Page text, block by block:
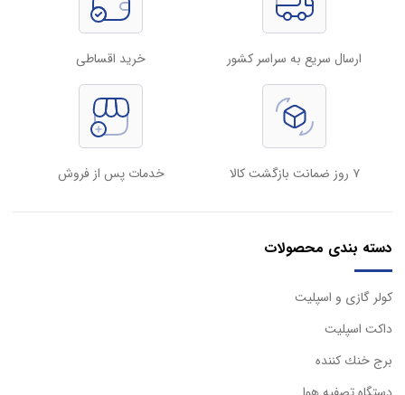
ارسال سریع به سراسر کشور خرید اقساطی
۷ روز ضمانت بازگشت کالا خدمات پس از فروش
دسته بندی محصولات
كولر گازی و اسپليت
داكت اسپليت
برج خنك كننده